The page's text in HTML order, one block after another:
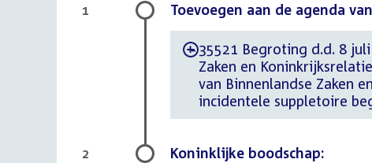
Toevoegen aan de agenda
-35521 Begroting d.d. 8
Zaken en
van Binnenlandse Zaken
incidentele suppletoire
1
Koninklijke boodschap:
2